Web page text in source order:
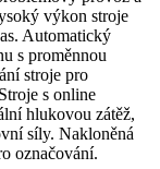
výkon stroje
Automatický
s proměnnou
stroje pro
s online
hlukovou zátěž,
síly. Nakloněná
označování.